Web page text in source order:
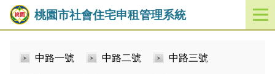
桃園市社會住宅申租管理系統
開
啟
中路一號 中路二號 中路三號